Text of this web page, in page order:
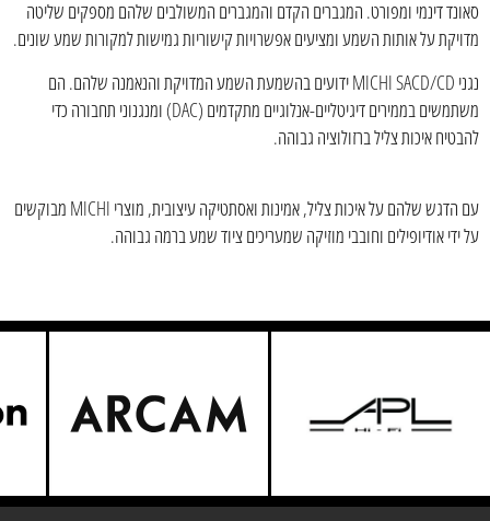
סאונד דינמי ומפורט. המגברים הקדם והמגברים המשולבים שלהם מספקים שליטה
מדויקת על אותות השמע ומציעים אפשרויות קישוריות גמישות למקורות שמע שונים.
נגני MICHI SACD/CD ידועים בהשמעת השמע המדויקת והנאמנה שלהם. הם
משתמשים בממירים דיגיטליים-אנלוגיים מתקדמים (DAC) ומנגנוני תחבורה כדי
להבטיח איכות צליל ברזולוציה גבוהה.
עם הדגש שלהם על איכות צליל, אמינות ואסתטיקה עיצובית, מוצרי MICHI מבוקשים
על ידי אודיופילים וחובבי מוזיקה שמעריכים ציוד שמע ברמה גבוהה.